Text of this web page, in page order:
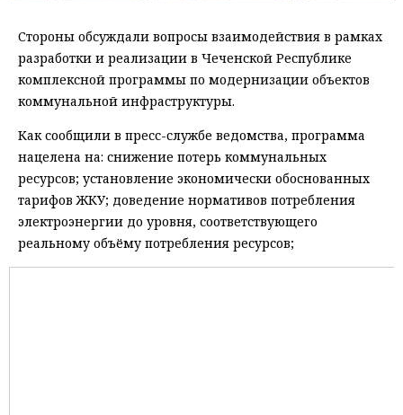
Стороны обсуждали вопросы взаимодействия в рамках
разработки и реализации в Чеченской Республике
комплексной программы по модернизации объектов
коммунальной инфраструктуры.
Как сообщили в пресс-службе ведомства, программа
нацелена на: снижение потерь коммунальных
ресурсов; установление экономически обоснованных
тарифов ЖКУ; доведение нормативов потребления
электроэнергии до уровня, соответствующего
реальному объёму потребления ресурсов;